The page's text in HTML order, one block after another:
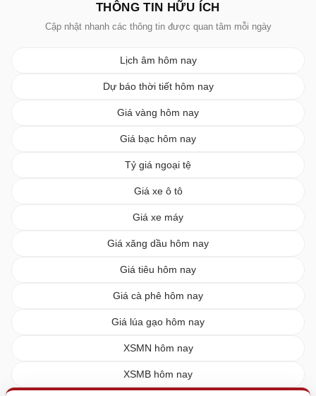
THÔNG TIN HỮU ÍCH
Cập nhật nhanh các thông tin được quan tâm mỗi ngày
Lịch âm hôm nay
Dự báo thời tiết hôm nay
Giá vàng hôm nay
Giá bạc hôm nay
Tỷ giá ngoại tệ
Giá xe ô tô
Giá xe máy
Giá xăng dầu hôm nay
Giá tiêu hôm nay
Giá cà phê hôm nay
Giá lúa gạo hôm nay
XSMN hôm nay
XSMB hôm nay